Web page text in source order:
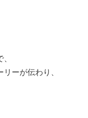
ーが伝わり、